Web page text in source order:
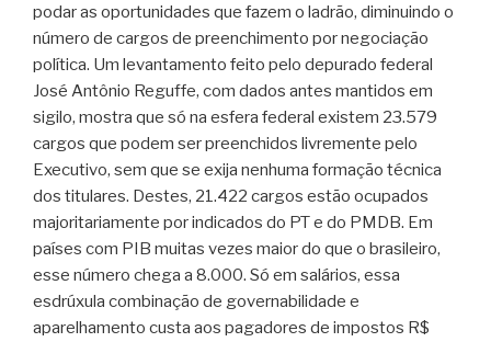
podar as oportunidades que fazem o ladrão, diminuindo o
número de cargos de preenchimento por negociação
política. Um levantamento feito pelo depurado federal
José Antônio Reguffe, com dados antes mantidos em
sigilo, mostra que só na esfera federal existem 23.579
cargos que podem ser preenchidos livremente pelo
Executivo, sem que se exija nenhuma formação técnica
dos titulares. Destes, 21.422 cargos estão ocupados
majoritariamente por indicados do PT e do PMDB. Em
países com PIB muitas vezes maior do que o brasileiro,
esse número chega a 8.000. Só em salários, essa
esdrúxula combinação de governabilidade e
aparelhamento custa aos pagadores de impostos R$